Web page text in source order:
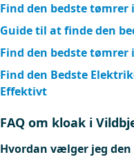
Find den bedste tømrer
Guide til at finde den
Find den bedste tømrer
Find den Bedste
Effektivt
FAQ om kloak i
Hvordan vælger jeg